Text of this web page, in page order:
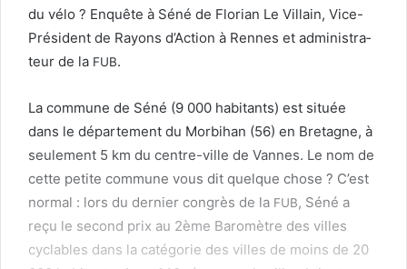
du vélo ? Enquête à Séné de Flo­ri­an Le Vil­lain, Vice-
Prési­dent de Rayons d’Action à Rennes et admin­is­tra­
teur de la FUB.
La com­mune de Séné (9 000 habi­tants) est située
dans le départe­ment du Mor­bi­han (56) en Bre­tagne, à
seule­ment 5 km du cen­tre-ville de Vannes. Le nom de
cette petite com­mune vous dit quelque chose ? C’est
nor­mal : lors du dernier con­grès de la FUB, Séné a
reçu le sec­ond prix au 2ème Baromètre des villes
cyclables dans la caté­gorie des villes de moins de 20